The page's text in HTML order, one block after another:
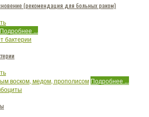
(рекомендация для больных раком)
Подробнее ...
воском, медом, прополисом Подробнее ...